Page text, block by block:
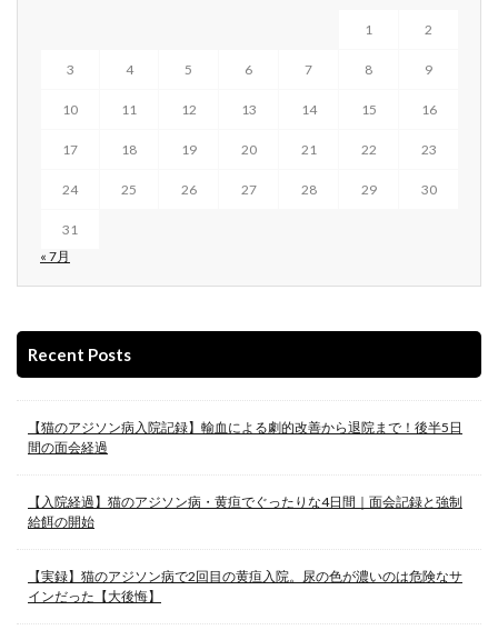
1 2
3 4 5 6 7 8 9
10 11 12 13 14 15 16
17 18 19 20 21 22 23
24 25 26 27 28 29 30
31
« 7月
Recent Posts
【猫のアジソン病入院記録】輸血による劇的改善から退院まで！後半5日
間の面会経過
【入院経過】猫のアジソン病・黄疸でぐったりな4日間｜面会記録と強制
給餌の開始
【実録】猫のアジソン病で2回目の黄疸入院。尿の色が濃いのは危険なサ
インだった【大後悔】